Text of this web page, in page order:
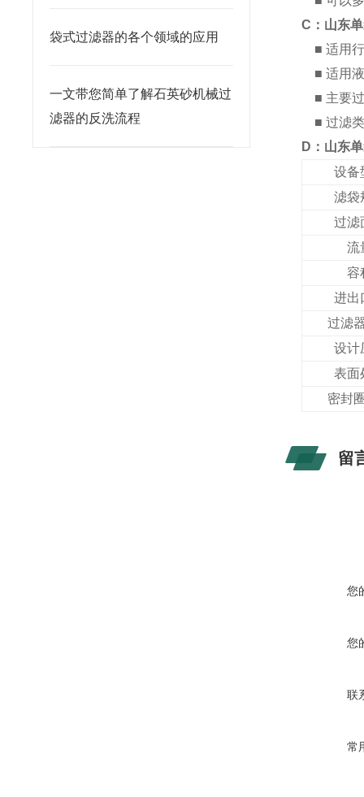
袋式过滤器的各个领域的应用
一文带您简单了解石英砂机械过
滤器的反洗流程
C：山东单
■ 适用行
■ 适用液
■ 主要过
■ 过滤类
D：山东单
设备
滤袋
过滤
流
容
进出
过滤
设计
表面
密封
留
您
您
联
常